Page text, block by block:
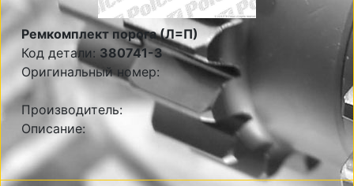
Ремкомплект порога (Л=П)
Код детали:380741-3
Оригинальный номер:
Производитель:
Описание: